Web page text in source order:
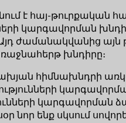
հայ-թուրքական
կարգավորման
ժամանակվանից այն
խնդիրը։
հիմնախնդրի
կարգավորման
ենք սկսում